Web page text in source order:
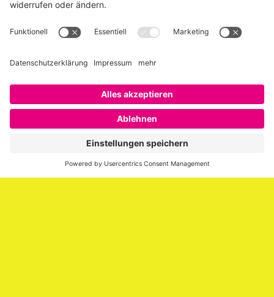
Über SAATKORN
SAATKORN ist der Blog von Gero Hesse. Seit 2009 schreibt
er über die Themen Employer Branding,